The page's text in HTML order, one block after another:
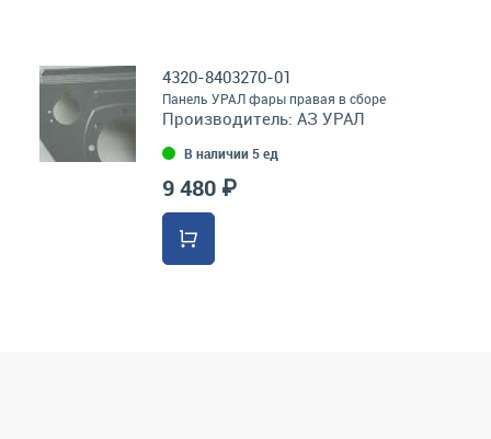
4320-8403270-01
Панель УРАЛ фары правая в сборе
Производитель: АЗ УРАЛ
В наличии 5 ед
9 480 ₽